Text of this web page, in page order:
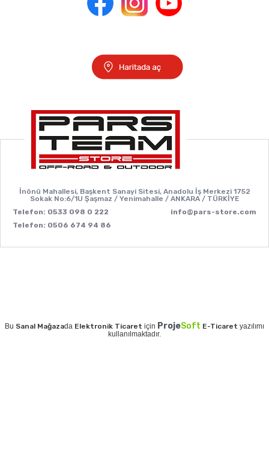
İnönü Mahallesi, Başkent Sanayi Sitesi, Anadolu İş Merkezi 1752
Sokak No:6/1U Şaşmaz / Yenimahalle / ANKARA / TÜRKİYE
Telefon: 0533 098 0 222
info@pars-store.com
Telefon: 0506 674 94 86
Bu Sanal Mağazada Elektronik Ticaret için ProjeSoft E-Ticaret yazılımı
kullanılmaktadır.